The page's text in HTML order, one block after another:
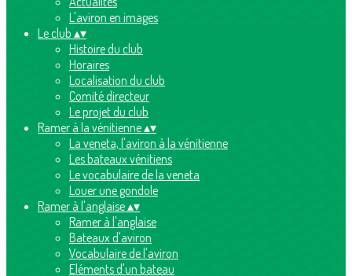
L'aviron en images
Le club ▴▾
Histoire du club
Horaires
Localisation du club
Comité directeur
Le projet du club
Ramer à la vénitienne▴▾
La veneta, l'aviron à la vénitienne
Les bateaux vénitiens
Le vocabulaire de la veneta
Louer une gondole
Ramer à l'anglaise▴▾
Ramer à l'anglaise
Bateaux d'aviron
Vocabulaire de l'aviron
Eléments d'un bateau